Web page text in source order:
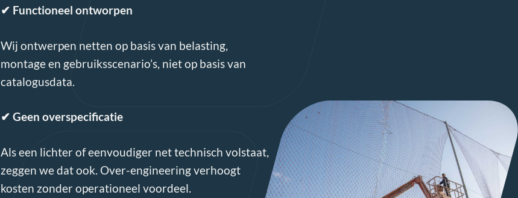
✔ Functioneel ontworpen
Wij ontwerpen netten op basis van belasting,
montage en gebruiksscenario’s, niet op basis van
catalogusdata.
✔ Geen overspecificatie
Als een lichter of eenvoudiger net technisch volstaat,
zeggen we dat ook. Over-engineering verhoogt
kosten zonder operationeel voordeel.